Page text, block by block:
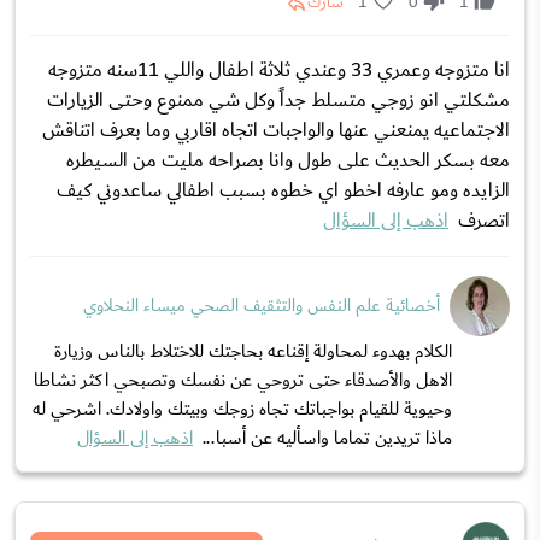
انا متزوجه وعمري 33 وعندي ثلاثة اطفال واللي 11سنه متزوجه
مشكلتي انو زوجي متسلط جداً وكل شي ممنوع وحتى الزيارات
الاجتماعيه يمنعني عنها والواجبات اتجاه اقاربي وما بعرف اتناقش
معه بسكر الحديث على طول وانا بصراحه مليت من السيطره
الزايده ومو عارفه اخطو اي خطوه بسبب اطفالي ساعدوني كيف
اتصرف اذهب إلى السؤال
أخصائية علم النفس والتثقيف الصحي ميساء النحلاوي
الكلام بهدوء لمحاولة إقناعه بحاجتك للاختلاط بالناس وزيارة
الاهل والأصدقاء حتى تروحي عن نفسك وتصبحي اكثر نشاطا
وحيوية للقيام بواجباتك تجاه زوجك وبيتك واولادك. اشرحي له
ماذا تريدين تماما واسأليه عن أسبا... اذهب إلى السؤال